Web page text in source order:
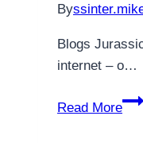
By
Blogs
internet – o…
Read More